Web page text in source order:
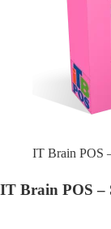
IT Brain POS
IT Brain POS –